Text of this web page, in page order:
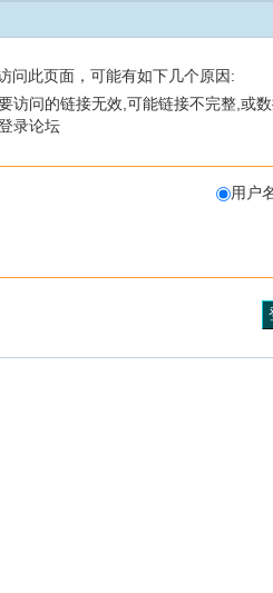
问此页面，可能有如下几个原因:
访问的链接无效,可能链接不完整,或
录论坛
用户